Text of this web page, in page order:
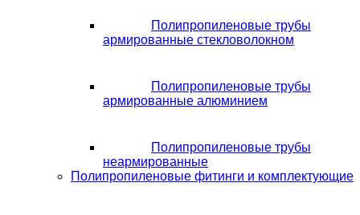
Полипропиленовые трубы
армированные стекловолокном
Полипропиленовые трубы
армированные алюминием
Полипропиленовые трубы
неармированные
Полипропиленовые фитинги и комплектующие